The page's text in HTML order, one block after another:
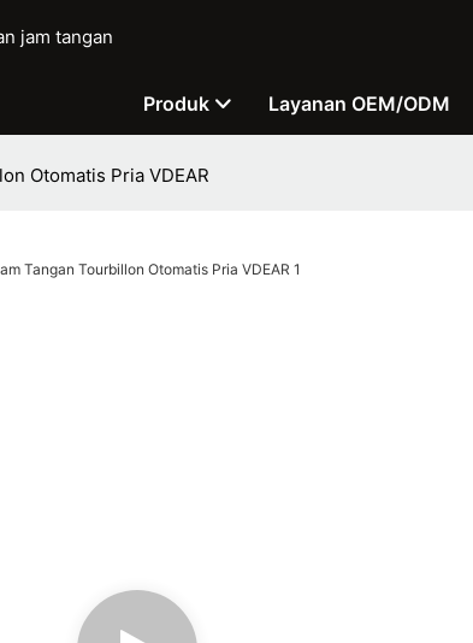
jam tangan
Produk Layanan OEM/ODM
Otomatis Pria VDEAR